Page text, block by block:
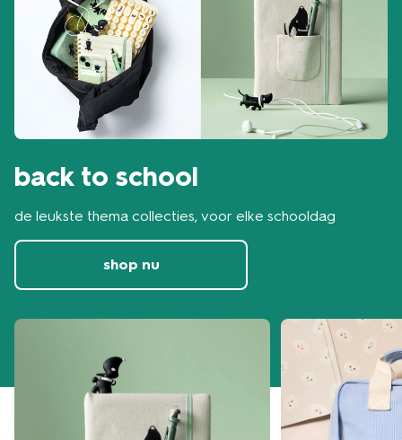
back to school
de leukste thema collecties, voor elke schooldag
shop nu